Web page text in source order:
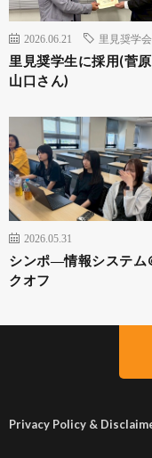
2026.06.21 里見奨学会
里見奨学生に採用(菅原
山口さん)
2026.05.31
シンポ―情報システム
クオフ
Privacy Policy &